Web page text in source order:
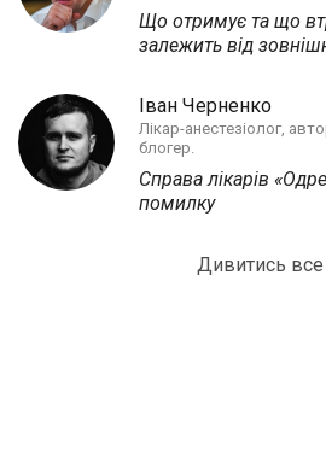
Що отримує та що
залежить від
Іван Черненко
Лікар-анестезіолог,
блогер.
Справа лікарів
помилку
Дивитись все